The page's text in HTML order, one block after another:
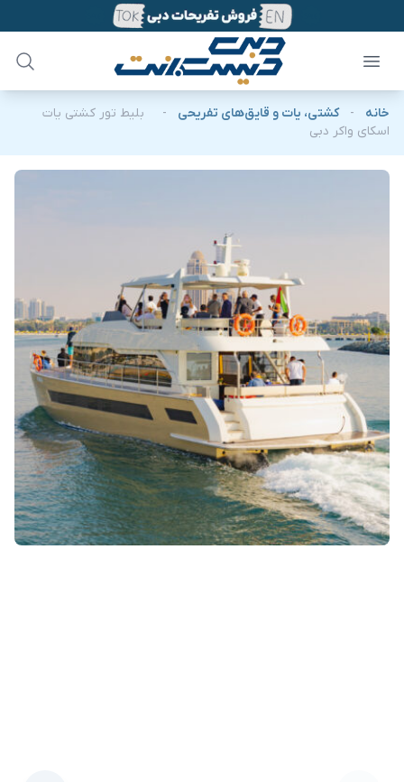
خانه - کشتی، یات و قایق‌های تفریحی -
بلیط تور کشتی یات
اسکای واکر دبی